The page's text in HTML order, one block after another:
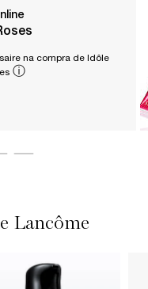
na compra de Idôle
ⓘ
Lancôme